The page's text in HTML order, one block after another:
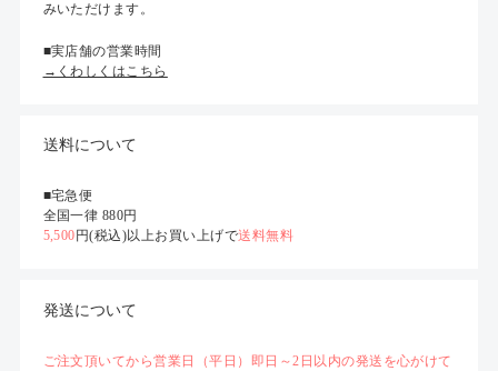
みいただけます。
■実店舗の営業時間
→くわしくはこちら
送料について
■宅急便
全国一律 880円
5,500 円(税込)以上お買い上げで送料無料
発送について
ご注文頂いてから営業日（平日）即日～2日以内の発送を心がけて